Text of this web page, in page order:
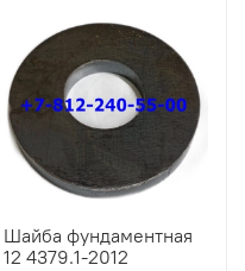
Шайба фундаментная
12 4379.1-2012